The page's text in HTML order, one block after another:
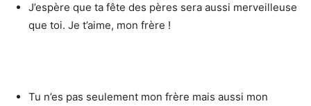
J’espère que ta fête des pères sera aussi merveilleuse
que toi. Je t’aime, mon frère !
Tu n’es pas seulement mon frère mais aussi mon